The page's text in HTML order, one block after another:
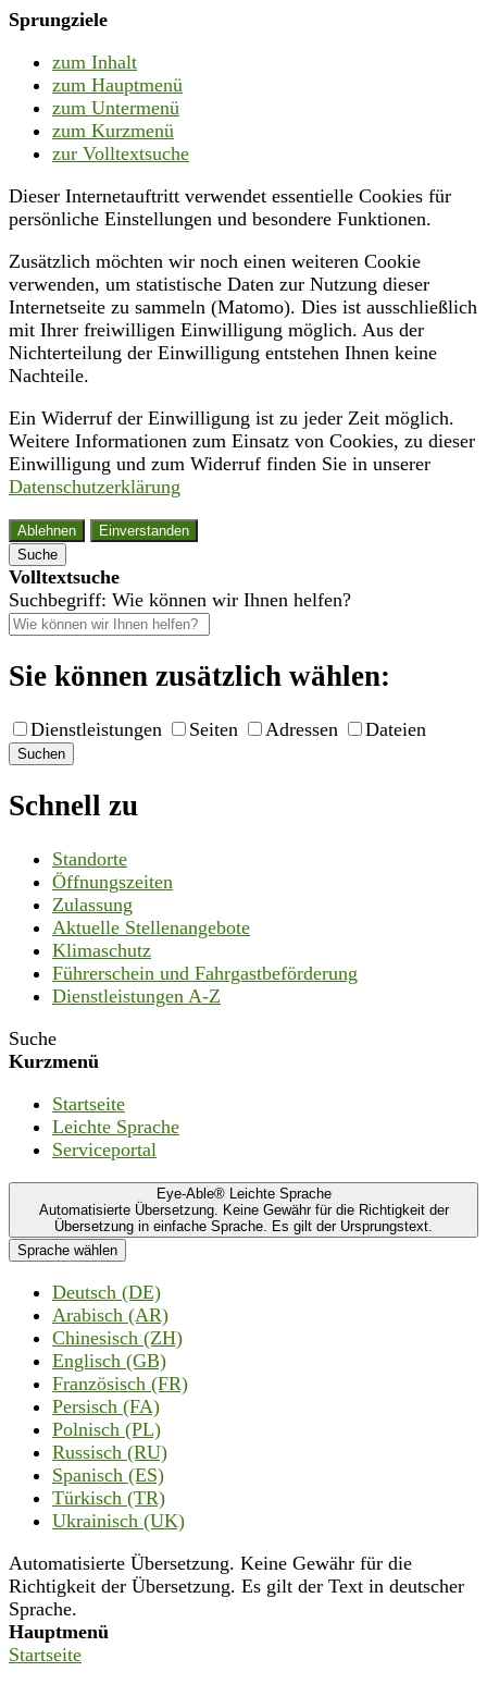
Sprungziele
zum Inhalt
zum Hauptmenü
zum Untermenü
zum Kurzmenü
zur Volltextsuche
Dieser Internetauftritt verwendet essentielle Cookies für
persönliche Einstellungen und besondere Funktionen.
Zusätzlich möchten wir noch einen weiteren Cookie
verwenden, um statistische Daten zur Nutzung dieser
Internetseite zu sammeln (Matomo). Dies ist ausschließlich
mit Ihrer freiwilligen Einwilligung möglich. Aus der
Nichterteilung der Einwilligung entstehen Ihnen keine
Nachteile.
Ein Widerruf der Einwilligung ist zu jeder Zeit möglich.
Weitere Informationen zum Einsatz von Cookies, zu dieser
Einwilligung und zum Widerruf finden Sie in unserer
Datenschutzerklärung
Ablehnen
Einverstanden
Suche
Volltextsuche
Suchbegriff: Wie können wir Ihnen helfen?
Sie können zusätzlich wählen:
Dienstleistungen Seiten Adressen Dateien
Suchen
Schnell zu
Standorte
Öffnungszeiten
Zulassung
Aktuelle Stellenangebote
Klimaschutz
Führerschein und Fahrgastbeförderung
Dienstleistungen A-Z
Suche
Kurzmenü
Startseite
Leichte Sprache
Serviceportal
Eye-Able® Leichte Sprache
Automatisierte Übersetzung. Keine Gewähr für die Richtigkeit der
Übersetzung in einfache Sprache. Es gilt der Ursprungstext.
Sprache wählen
Deutsch (DE)
Arabisch (AR)
Chinesisch (ZH)
Englisch (GB)
Französisch (FR)
Persisch (FA)
Polnisch (PL)
Russisch (RU)
Spanisch (ES)
Türkisch (TR)
Ukrainisch (UK)
Automatisierte Übersetzung. Keine Gewähr für die
Richtigkeit der Übersetzung. Es gilt der Text in deutscher
Sprache.
Hauptmenü
Startseite